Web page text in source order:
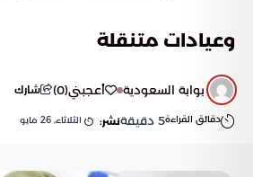
وعيادات متنقلة
بوابة السعودية أعجبني(
0
) شارك
دقائق القراءة5 دقيقةنشر: الثلاثاء, 26 مايو